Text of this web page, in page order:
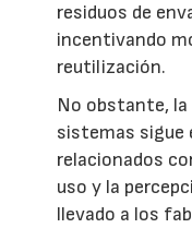
residuos de
incentivando
reutilización.
No obstante,
sistemas sigue
relacionados
uso y la
llevado a los